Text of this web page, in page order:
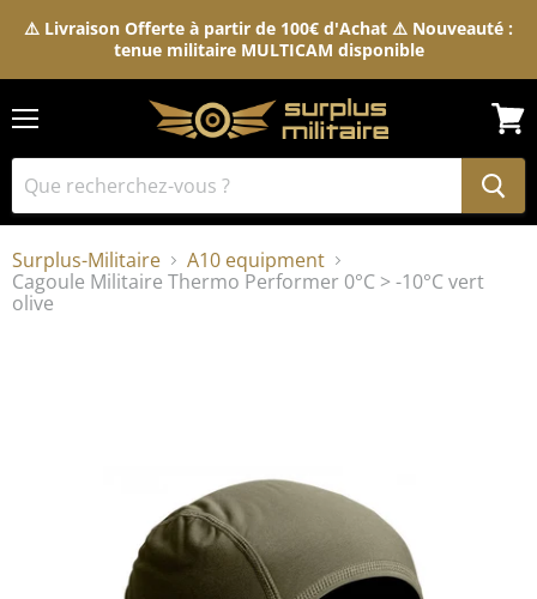
⚠️ Livraison Offerte à partir de 100€ d'Achat ⚠️ Nouveauté :
tenue militaire MULTICAM disponible
le
Surplus-Militaire
A10 equipment
Cagoule Militaire Thermo Performer 0°C > -10°C vert
olive